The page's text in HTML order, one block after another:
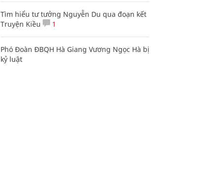
Tìm hiểu tư tưởng Nguyễn Du qua đoạn kết
Truyện Kiều
1
Phó Đoàn ĐBQH Hà Giang Vương Ngọc Hà bị
kỷ luật